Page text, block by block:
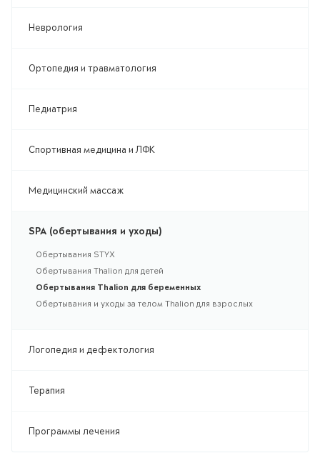
Неврология
Ортопедия и травматология
Педиатрия
Спортивная медицина и ЛФК
Медицинский массаж
SPA (обертывания и уходы)
Обертывания STYX
Обертывания Thalion для детей
Обертывания Thalion для беременных
Обертывания и уходы за телом Thalion для взрослых
Логопедия и дефектология
Терапия
Программы лечения